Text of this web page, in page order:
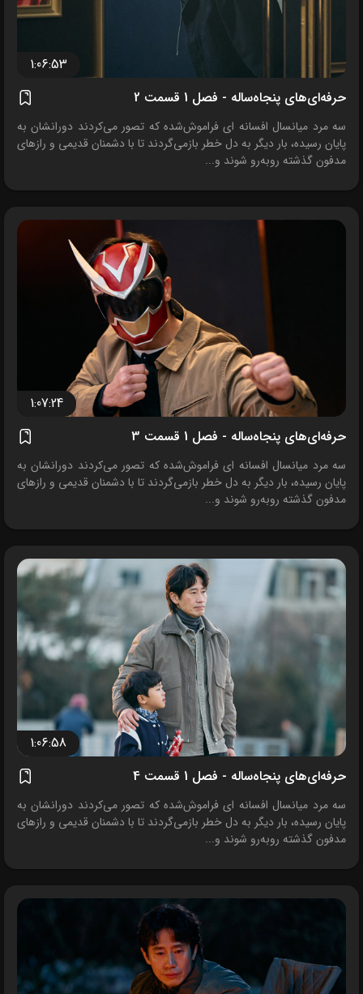
1:06:53
حرفه‌ای‌های پنجاه‌ساله - فصل 1 قسمت 2
سه مرد میانسال افسانه ای فراموش‌شده که تصور می‌کردند دورانشان به
پایان رسیده، بار دیگر به دل خطر بازمی‌گردند تا با دشمنان قدیمی و رازهای
مدفون گذشته روبه‌رو شوند و...
1:07:24
حرفه‌ای‌های پنجاه‌ساله - فصل 1 قسمت 3
سه مرد میانسال افسانه ای فراموش‌شده که تصور می‌کردند دورانشان به
پایان رسیده، بار دیگر به دل خطر بازمی‌گردند تا با دشمنان قدیمی و رازهای
مدفون گذشته روبه‌رو شوند و...
1:06:58
حرفه‌ای‌های پنجاه‌ساله - فصل 1 قسمت 4
سه مرد میانسال افسانه ای فراموش‌شده که تصور می‌کردند دورانشان به
پایان رسیده، بار دیگر به دل خطر بازمی‌گردند تا با دشمنان قدیمی و رازهای
مدفون گذشته روبه‌رو شوند و...